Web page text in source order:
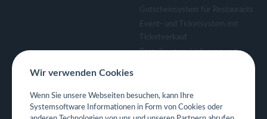
Gutscheinsystem für Restaurants
Event- und Ticketsystem mit
Ticketverkauf
Bestellsystem Lieferung und
Eigene App für Restaurant
Wir verwenden Cookies
Wenn Sie unsere Webseiten besuchen, kann Ihre
Systemsoftware Informationen in Form von Cookies oder